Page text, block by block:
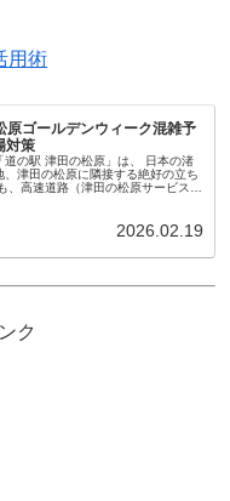
用術
原ゴールデンウィーク混雑予
対策
道の駅 津田の松原」は、 日本の渚
、津田の松原に隣接する絶好の立ち
、高速道路（津田の松原サービスエ
2026.02.19
ク